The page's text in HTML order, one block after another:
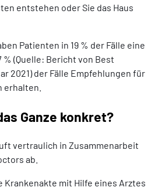
entstehen oder Sie das Haus
Patienten in 19 % der Fälle eine
(Quelle: Bericht von Best
2021) der Fälle Empfehlungen für
erhalten.
Ganze konkret?
vertraulich in Zusammenarbeit
ab.
mit Hilfe eines Arztes